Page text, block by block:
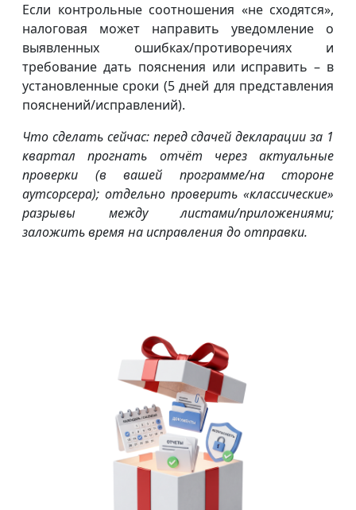
Если контрольные соотношения «не сходятся»,
налоговая может направить уведомление о
выявленных ошибках/противоречиях и
требование дать пояснения или исправить – в
установленные сроки (5 дней для представления
пояснений/исправлений).
Что сделать сейчас: перед сдачей декларации за 1
квартал прогнать отчёт через актуальные
проверки (в вашей программе/на стороне
аутсорсера); отдельно проверить «классические»
разрывы между листами/приложениями;
заложить время на исправления до отправки.